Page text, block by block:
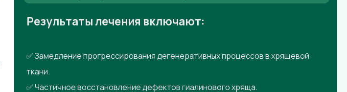
Результаты лечения включают:
✅ Замедление прогрессирования дегенеративных процессов в хрящевой
ткани.
✅ Частичное восстановление дефектов гиалинового хряща.